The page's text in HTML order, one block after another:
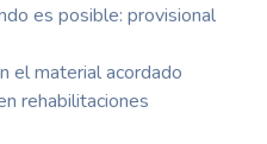
es posible: provisional
el material acordado
rehabilitaciones